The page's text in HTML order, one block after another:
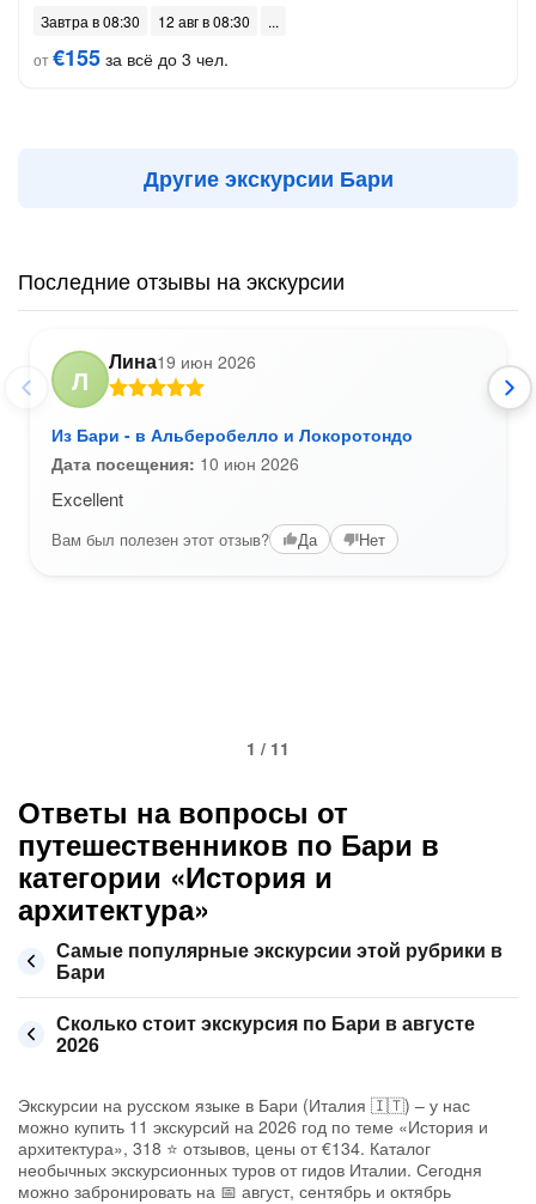
Завтра в 08:30
12 авг в 08:30
от€155 за всё до 3 чел.
Другие экскурсии Бари
Последние отзывы на экскурсии
Л
Лина19 июн 2026
Из Бари - в Альберобелло и Локоротондо
Дата посещения: 10 июн 2026
Excellent
Вам был полезен этот отзыв? Да Нет
1 / 11
Ответы на вопросы от
путешественников по Бари в
категории «История и
архитектура»
Самые популярные экскурсии этой рубрики в
Бари
Сколько стоит экскурсия по Бари в августе
2026
Экскурсии на русском языке в Бари (Италия 🇮🇹) – у нас
можно купить 11 экскурсий на 2026 год по теме «История и
архитектура», 318 ⭐ отзывов, цены от €134. Каталог
необычных экскурсионных туров от гидов Италии. Сегодня
можно забронировать на 📅 август, сентябрь и октябрь